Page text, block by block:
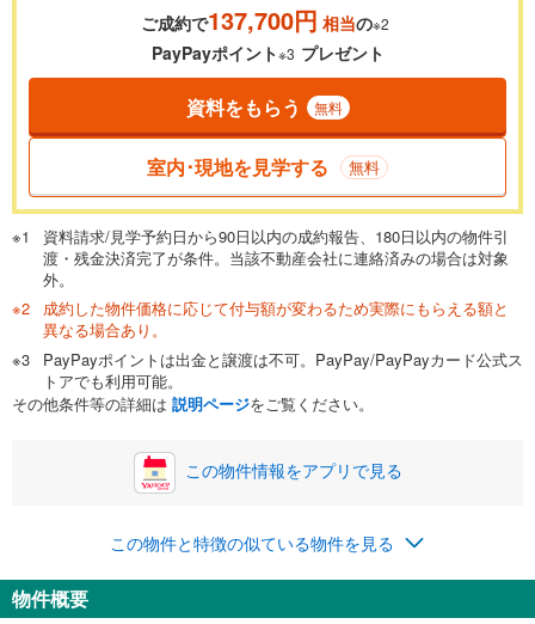
0.01%
一般的には最長35年まで借り入れ可能です。多くの金融機関
が完済時の年齢は80歳までを条件としています。
閉じる
頭金 万円
0万円 4,590万円
自己資金から住宅購入にかけられる金額を入力してくださ
い。一般的には物件価格の2割までが目安です。
閉じる
ボーナス
万円
0円
ナス時の増額分（1回分）を入力してください。
ボーナス払いの限度額は金融機関によって異なります。
閉じる
月々の返済額
ご成約で137,700円 相当の※2
PayPayポイント※3 プレゼント
資料をもらう 無料
室内･現地を見学する 無料
資料請求/見学予約日から90日以内の成約報告、180日以内の物件引
渡・残金決済完了が条件。当該不動産会社に連絡済みの場合は対象
外。
成約した物件価格に応じて付与額が変わるため実際にもらえる額と
異なる場合あり。
PayPayポイントは出金と譲渡は不可。PayPay/PayPayカード公式ス
トアでも利用可能。
その他条件等の詳細は 説明ページをご覧ください。
この物件情報をアプリで見る
この物件と特徴の似ている物件を見る
物件概要